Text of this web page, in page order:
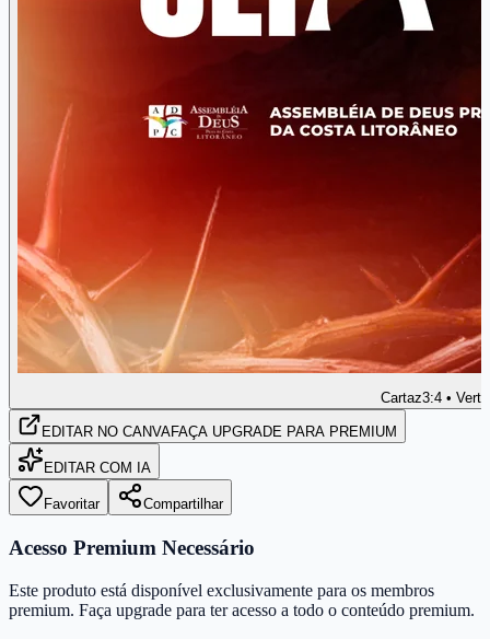
Cartaz3:4 •
EDITAR NO CANVAFAÇA UPGRADE PARA PREMIUM
EDITAR COM IA
Favoritar Compartilhar
Acesso Premium Necessário
Este produto está disponível exclusivamente para os membros
premium. Faça upgrade para ter acesso a todo o conteúdo premium.